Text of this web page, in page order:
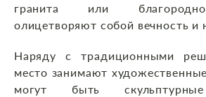
гранита или
олицетворяют собой вечность и
Наряду с традиционными
место занимают
могут быть